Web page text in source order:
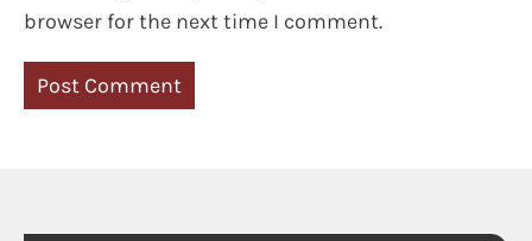
browser for the next time I comment.